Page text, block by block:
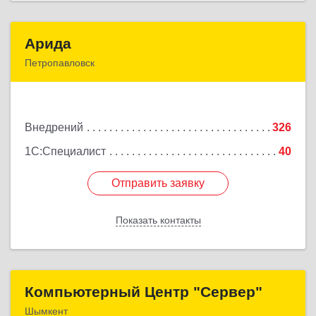
Арида
Петропавловск
Внедрений
326
1С:Специалист
40
Отправить заявку
Показать контакты
Подробнее
Отправить заявку
Назад
Компьютерный Центр "Сервер"
Шымкент
Компьютерный Центр "Сервер"